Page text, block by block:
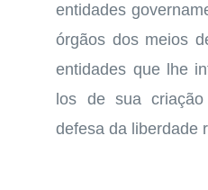
entidades
órgãos dos meios
entidades que lhe
los de sua
defesa da liberdade